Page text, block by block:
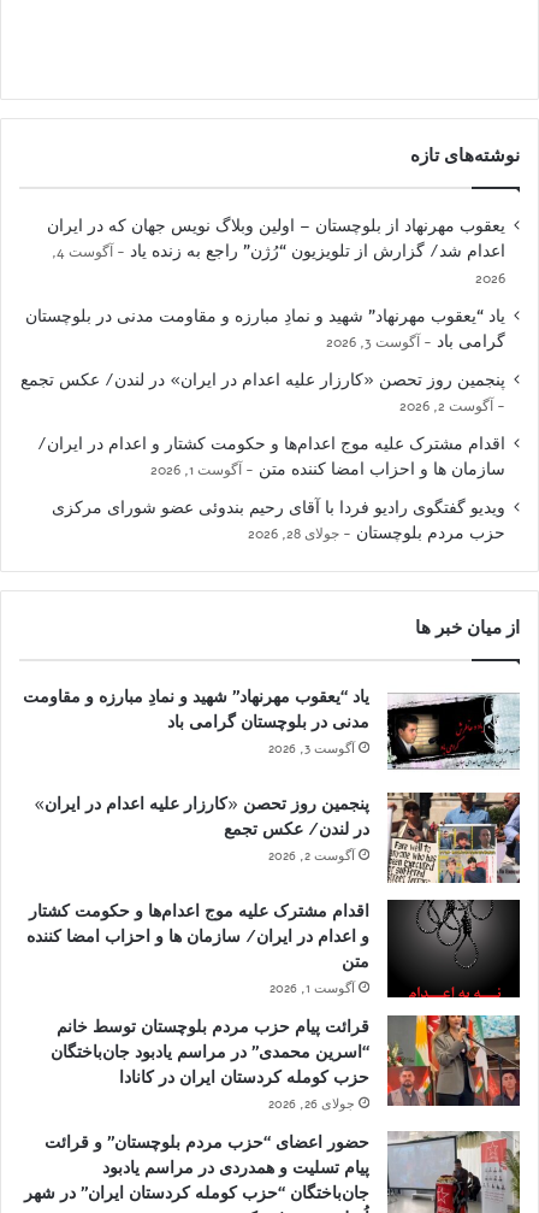
نوشته‌های تازه
یعقوب مهرنهاد از بلوچستان – اولین وبلاگ نویس جهان که در ایران
اعدام شد/ گزارش از تلویزیون “رُژن” راجع به زنده یاد
آگوست 4,
2026
یاد “یعقوب مهرنهاد” شهید و نمادِ مبارزه و مقاومت مدنی در بلوچستان
گرامی باد
آگوست 3, 2026
پنجمین روز تحصن «کارزار علیه اعدام در ایران» در لندن/ عکس تجمع
آگوست 2, 2026
اقدام مشترک علیه موج اعدام‌ها و حکومت کشتار و اعدام در ایران/
سازمان ها و احزاب امضا کننده متن
آگوست 1, 2026
ویدیو گفتگوی رادیو فردا با آقای رحیم بندوئی عضو شورای مرکزی
حزب مردم بلوچستان
جولای 28, 2026
از میان خبر ها
یاد “یعقوب مهرنهاد” شهید و نمادِ مبارزه و مقاومت
مدنی در بلوچستان گرامی باد
آگوست 3, 2026
پنجمین روز تحصن «کارزار علیه اعدام در ایران»
در لندن/ عکس تجمع
آگوست 2, 2026
اقدام مشترک علیه موج اعدام‌ها و حکومت کشتار
و اعدام در ایران/ سازمان ها و احزاب امضا کننده
متن
آگوست 1, 2026
قرائت پیام حزب مردم بلوچستان توسط خانم
“اسرین محمدی” در مراسم یادبود جان‌باختگان
حزب کومله کردستان ایران در کانادا
جولای 26, 2026
حضور اعضای “حزب مردم بلوچستان” و قرائت
پیام تسلیت و همدردی در مراسم یادبود
جان‌باختگان “حزب کومله کردستان ایران” در شهر